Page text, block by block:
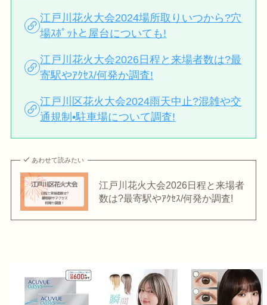
江戸川花火大会2024場所取りいつから?穴
場ｽﾎﾟｯﾄと屋台についても!
江戸川花火大会2026日程と来場者数は?最
寄駅やｱｸｾｽ/何発か調査!
江戸川区花火大会2024雨天中止?混雑や交
通規制•駐車場について調査!
あわせて読みたい
江戸川花火大会2026日程と来場者
数は?最寄駅やｱｸｾｽ/何発か調査!